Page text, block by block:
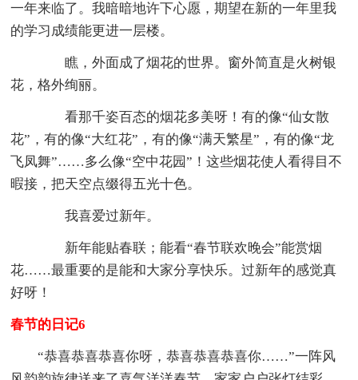
一年来临了。我暗暗地许下心愿，期望在新的一年里我
的学习成绩能更进一层楼。
瞧，外面成了烟花的世界。窗外简直是火树银
花，格外绚丽。
看那千姿百态的烟花多美呀！有的像“仙女散
花”，有的像“大红花”，有的像“满天繁星”，有的像“龙
飞凤舞”……多么像“空中花园”！这些烟花使人看得目不
暇接，把天空点缀得五光十色。
我喜爱过新年。
新年能贴春联；能看“春节联欢晚会”能赏烟
花……最重要的是能和大家分享快乐。过新年的感觉真
好呀！
春节的日记6
“恭喜恭喜恭喜你呀，恭喜恭喜恭喜你……”一阵风